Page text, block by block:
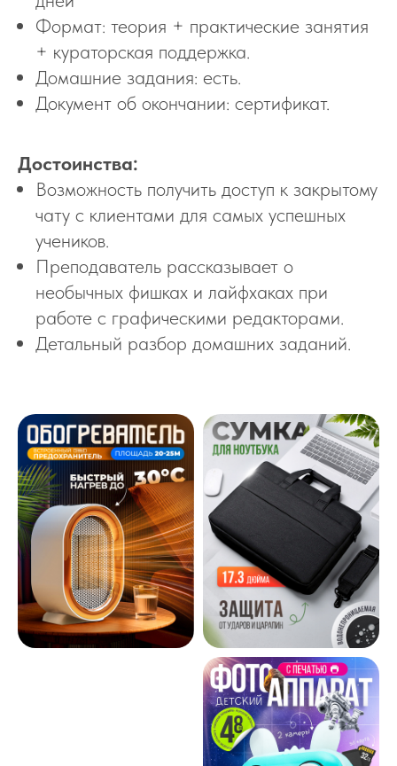
Формат: теория + практические занятия
+ кураторская поддержка.
Домашние задания: есть.
Документ об окончании: сертификат.
Достоинства:
Возможность получить доступ к закрытому
чату с клиентами для самых успешных
учеников.
Преподаватель рассказывает о
необычных фишках и лайфхаках при
работе с графическими редакторами.
Детальный разбор домашних заданий.